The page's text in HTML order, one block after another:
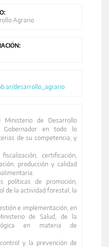
Agrario
desarrollo_agrario
Ministerio de Desarrollo
en todo lo
de su competencia, y
certificación,
producción y calidad
políticas de promoción,
de la actividad forestal, la
e implementación, en
de Salud, de la
en materia de
y la prevención de